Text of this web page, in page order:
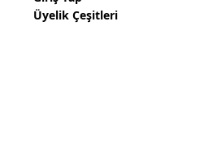
Üyelik Çeşitleri